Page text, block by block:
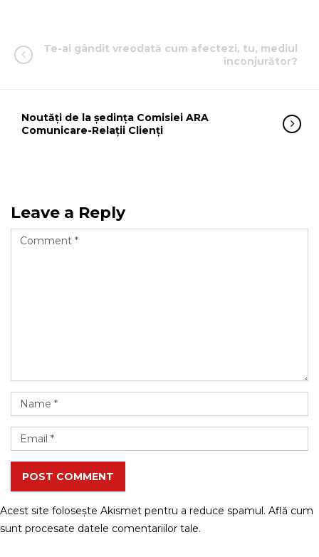
Te-ai gândit vreodată cum afectezi, tu, mediul
înconjurător?
Noutăți de la ședința Comisiei ARA
Comunicare-Relații Clienți
Leave a Reply
POST COMMENT
Acest site folosește Akismet pentru a reduce spamul. Află cum
sunt procesate datele comentariilor tale.